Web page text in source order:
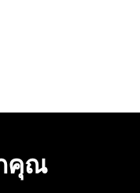
คุณ